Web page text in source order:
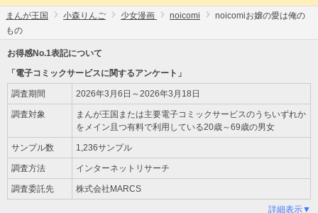
まんが王国 小森りんご 少女漫画 noicomi
noicomiお嬢の愛は俺の
もの
お得感No.1表記について
「電子コミックサービスに関するアンケート」
調査期間 2026年3月6日～2026年3月18日
調査対象
まんが王国または主要電子コミックサービスのうちいずれか
をメイン且つ有料で利用している20歳～69歳の男女
サンプル数 1,236サンプル
調査方法 インターネットリサーチ
調査委託先 株式会社MARCS
詳細表示▼